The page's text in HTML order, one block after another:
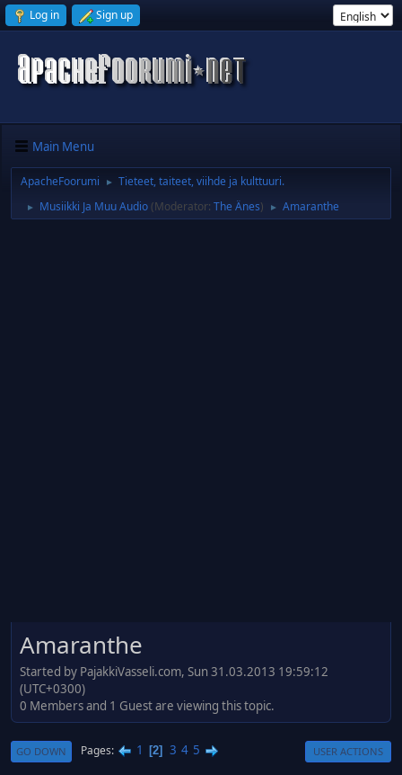
Log in Sign up
Main Menu
ApacheFoorumi ► Tieteet, taiteet, viihde ja kulttuuri.
► Musiikki Ja Muu Audio(Moderator: The Änes) ► Amaranthe
Amaranthe
Started by PajakkiVasseli.com, Sun 31.03.2013 19:59:12
(UTC+0300)
0 Members and 1 Guest are viewing this topic.
GO DOWN Pages 1 2 3 4 5 USER ACTIONS